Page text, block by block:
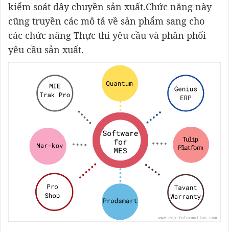
kiểm soát dây chuyền sản xuất.Chức năng này
cũng truyền các mô tả về sản phẩm sang cho
các chức năng Thực thi yêu cầu và phân phối
yêu cầu sản xuất.